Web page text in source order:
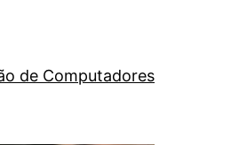
de Computadores